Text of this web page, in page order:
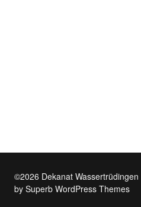
©2026 Dekanat Wassertrüdingen
by Superb WordPress Themes